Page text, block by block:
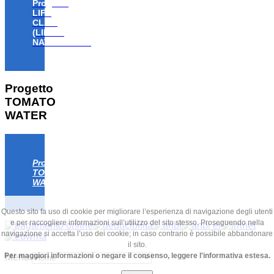
Progetto
LIFE
CLAW
(LIFE18
NAT/IT/000806)
Progetto
TOMATO
WATER
Progetto
TOMATO
WATER
Menu
Questo sito fa uso di cookie per migliorare l’esperienza di navigazione degli utenti
e per raccogliere informazioni sull’utilizzo del sito stesso. Proseguendo nella
navigazione si accetta l’uso dei cookie; in caso contrario è possibile abbandonare
il sito.
Per maggiori informazioni o negare il consenso, leggere l'informativa estesa.